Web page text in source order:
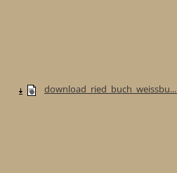
download_ried_buch_weissbu...